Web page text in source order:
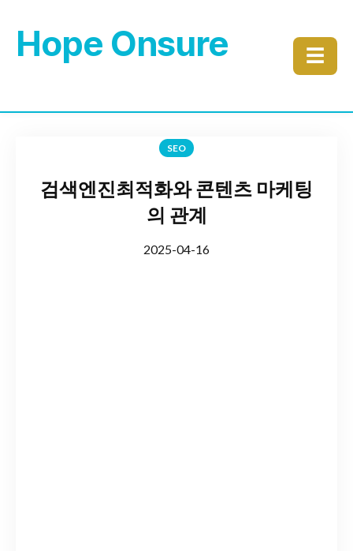
Hope Onsure ☰
SEO
검색엔진최적화와 콘텐츠 마케팅
의 관계
2025-04-16